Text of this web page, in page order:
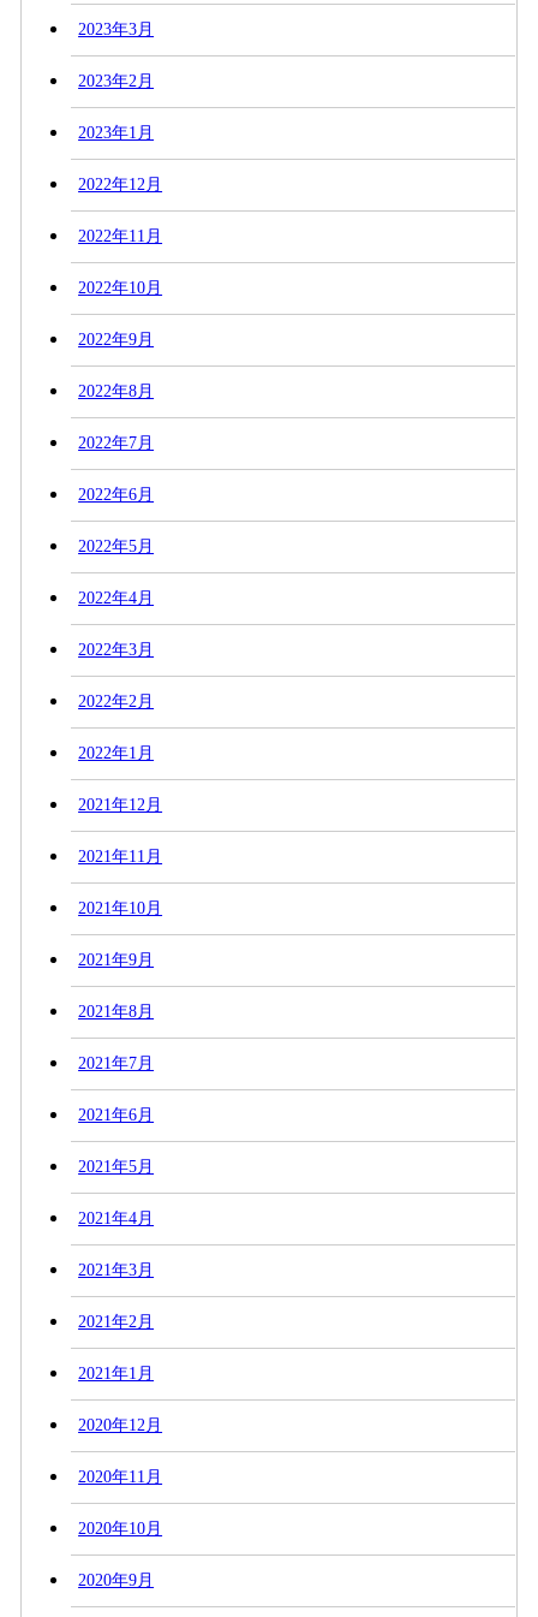
2023年3月
2023年2月
2023年1月
2022年12月
2022年11月
2022年10月
2022年9月
2022年8月
2022年7月
2022年6月
2022年5月
2022年4月
2022年3月
2022年2月
2022年1月
2021年12月
2021年11月
2021年10月
2021年9月
2021年8月
2021年7月
2021年6月
2021年5月
2021年4月
2021年3月
2021年2月
2021年1月
2020年12月
2020年11月
2020年10月
2020年9月